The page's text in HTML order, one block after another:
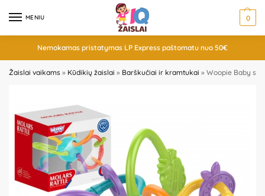
MENIU 0
Nemokamas pristatymas LP Express paštomatu nuo 50€
Žaislai vaikams » Kūdikių žaislai » Barškučiai ir kramtukai » Woopie Baby